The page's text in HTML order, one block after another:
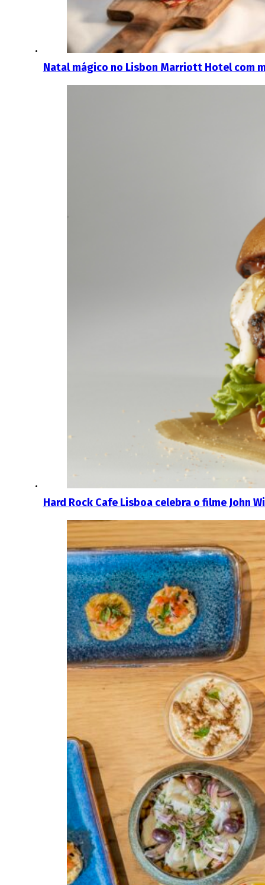
Natal mágico no Lisbon Marriott Hotel com
Hard Rock Cafe Lisboa celebra o filme John